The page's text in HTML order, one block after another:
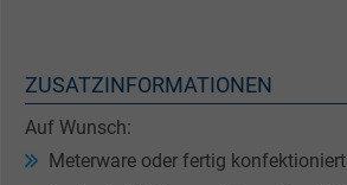
ZUSATZINFORMATIONEN
Auf Wunsch:
Meterware oder fertig konfektioniert